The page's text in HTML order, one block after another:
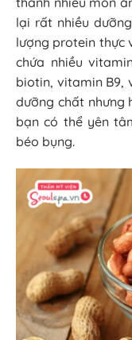
lại rất nhiều
lượng protein thực
chứa nhiều
biotin, vitamin B9,
dưỡng chất nhưng
bạn có thể yên
béo bụng.